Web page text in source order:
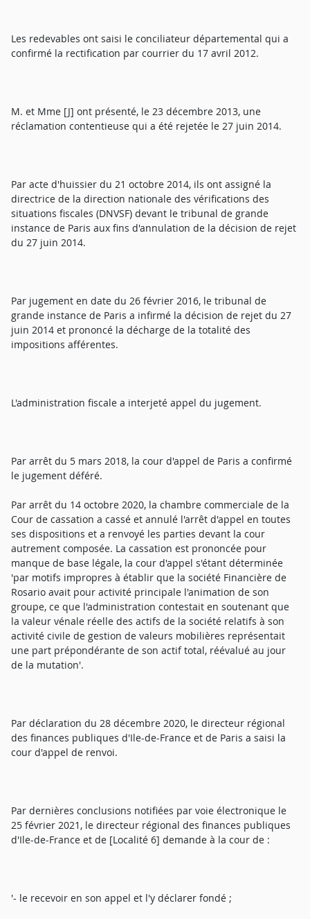
Les redevables ont saisi le conciliateur départemental qui a
confirmé la rectification par courrier du 17 avril 2012.
M. et Mme [J] ont présenté, le 23 décembre 2013, une
réclamation contentieuse qui a été rejetée le 27 juin 2014.
Par acte d'huissier du 21 octobre 2014, ils ont assigné la
directrice de la direction nationale des vérifications des
situations fiscales (DNVSF) devant le tribunal de grande
instance de Paris aux fins d'annulation de la décision de rejet
du 27 juin 2014.
Par jugement en date du 26 février 2016, le tribunal de
grande instance de Paris a infirmé la décision de rejet du 27
juin 2014 et prononcé la décharge de la totalité des
impositions afférentes.
L'administration fiscale a interjeté appel du jugement.
Par arrêt du 5 mars 2018, la cour d'appel de Paris a confirmé
le jugement déféré.
Par arrêt du 14 octobre 2020, la chambre commerciale de la
Cour de cassation a cassé et annulé l'arrêt d'appel en toutes
ses dispositions et a renvoyé les parties devant la cour
autrement composée. La cassation est prononcée pour
manque de base légale, la cour d'appel s'étant déterminée
'par motifs impropres à établir que la société Financière de
Rosario avait pour activité principale l'animation de son
groupe, ce que l'administration contestait en soutenant que
la valeur vénale réelle des actifs de la société relatifs à son
activité civile de gestion de valeurs mobilières représentait
une part prépondérante de son actif total, réévalué au jour
de la mutation'.
Par déclaration du 28 décembre 2020, le directeur régional
des finances publiques d'Ile-de-France et de Paris a saisi la
cour d'appel de renvoi.
Par dernières conclusions notifiées par voie électronique le
25 février 2021, le directeur régional des finances publiques
d'Ile-de-France et de [Localité 6] demande à la cour de :
'- le recevoir en son appel et l'y déclarer fondé ;